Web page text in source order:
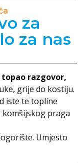
za
za nas
topao razgovor,
grije do kostiju.
iste te topline
praga
Umjesto